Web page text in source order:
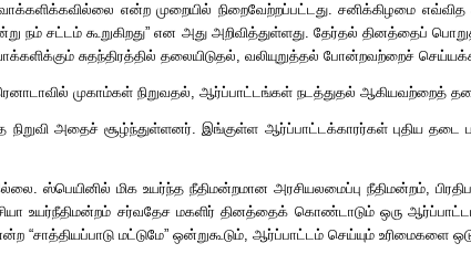
என்ற முறையில் நிறைவேற்றப்பட்டது.சனிக்கிழமை எவ்வித
நம் சட்டம் கூறுகிறது”என அது அறிவித்துள்ளது.தேர்தல் தினத்தைப்
சுதந்திரத்தில் தலையிடுதல், வலியுறுத்தல் போன்றவற்றைச்
முகாம்கள் நிறுவதல், ஆர்ப்பாட்டங்கள் நடத்துதல் ஆகியவற்றைத்
நிறுவி அதைச் சூழ்ந்துள்ளனர்.இங்குள்ள ஆர்ப்பாட்டக்காரர்கள் புதிய தடை
.ஸ்பெயினில் மிக உயர்ந்த நீதிமன்றமான அரசியலமைப்பு நீதிமன்றம்,
உயர்நீதிமன்றம் சர்வதேச மகளிர் தினத்தைக் கொண்டாடும் ஒரு
“சாத்தியப்பாடு மட்டுமே” ஒன்றுகூடும், ஆர்ப்பாட்டம் செய்யும் உரிமைகளை